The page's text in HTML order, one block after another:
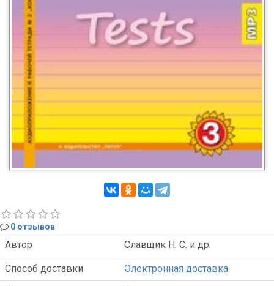
0 отзывов
Автор Славщик Н. С. и др.
Способ доставки Электронная доставка